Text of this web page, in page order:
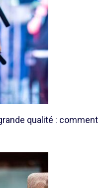
qualité : comment